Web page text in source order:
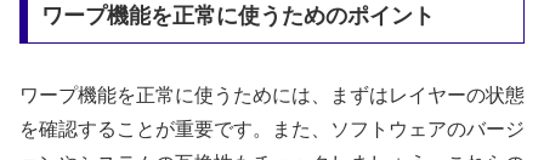
ワープ機能を正常に使うためのポイント
ワープ機能を正常に使うためには、まずはレイヤーの状態
を確認することが重要です。また、ソフトウェアのバージ